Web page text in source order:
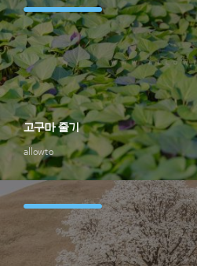
allowto
고구마 줄기